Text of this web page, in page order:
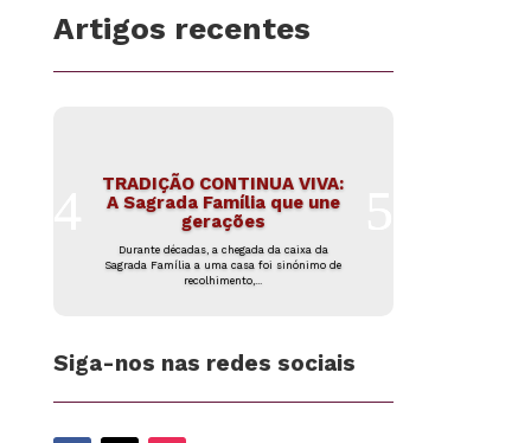
Artigos recentes
TRADIÇÃO CONTINUA VIVA:
A Sagrada Família que une
gerações
Durante décadas, a chegada da caixa da
Sagrada Família a uma casa foi sinónimo de
recolhimento,...
Siga-nos nas redes sociais